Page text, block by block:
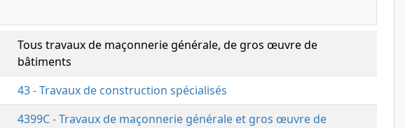
Tous travaux de maçonnerie générale, de gros œuvre de
bâtiments
43 - Travaux de construction spécialisés
4399C - Travaux de maçonnerie générale et gros œuvre de